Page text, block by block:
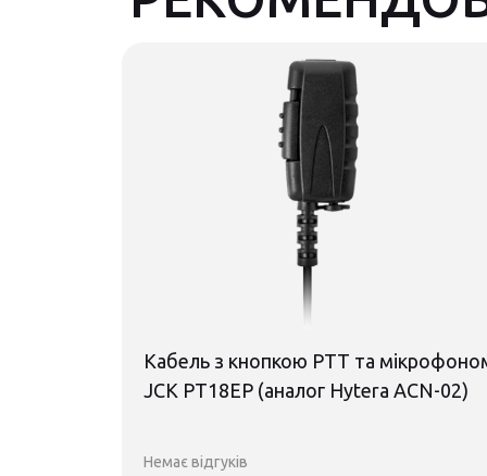
Кабель з кнопкою PTT та
JCK PT18EP (аналог Hytera ACN-02)
Немає відгуків